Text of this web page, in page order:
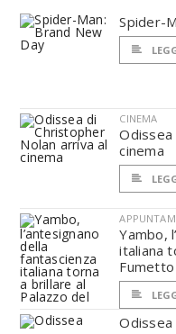
Spider-
CINEMA
Odissea
cinema
Yambo,
italiana
Odissea